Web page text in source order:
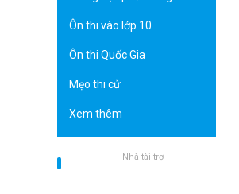
Ôn thi vào lớp 10
Ôn thi Quốc Gia
Mẹo thi cử
Xem thêm
Nhà tài trợ